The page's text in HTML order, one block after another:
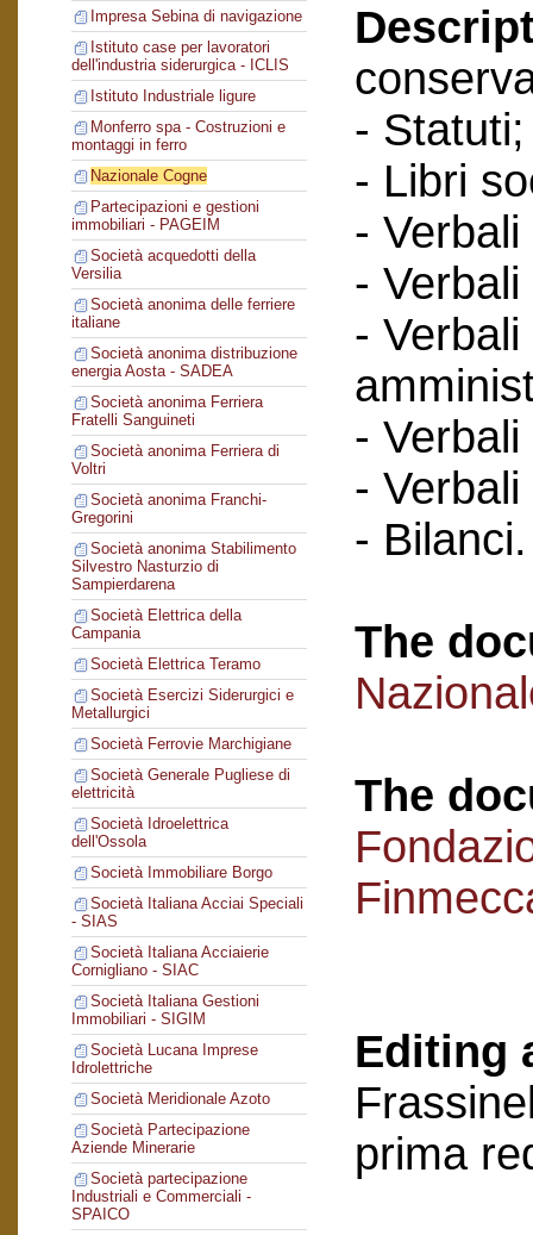
Impresa Sebina di navigazione
Istituto case per lavoratori
dell'industria siderurgica - ICLIS
Istituto Industriale ligure
Monferro spa - Costruzioni e
montaggi in ferro
Nazionale Cogne
Partecipazioni e gestioni
immobiliari - PAGEIM
Società acquedotti della
Versilia
Società anonima delle ferriere
italiane
Società anonima distribuzione
energia Aosta - SADEA
Società anonima Ferriera
Fratelli Sanguineti
Società anonima Ferriera di
Voltri
Società anonima Franchi-
Gregorini
Società anonima Stabilimento
Silvestro Nasturzio di
Sampierdarena
Società Elettrica della
Campania
Società Elettrica Teramo
Società Esercizi Siderurgici e
Metallurgici
Società Ferrovie Marchigiane
Società Generale Pugliese di
elettricità
Società Idroelettrica
dell'Ossola
Società Immobiliare Borgo
Società Italiana Acciai Speciali
- SIAS
Società Italiana Acciaierie
Cornigliano - SIAC
Società Italiana Gestioni
Immobiliari - SIGIM
Società Lucana Imprese
Idrolettriche
Società Meridionale Azoto
Società Partecipazione
Aziende Minerarie
Società partecipazione
Industriali e Commerciali -
SPAICO
- Statuti;
- Libri
-
-
-
-
-
- Bilanci.
The
The
Editing
prima